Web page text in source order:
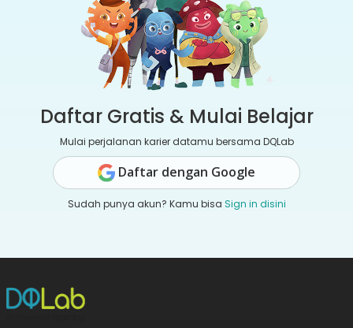
Daftar Gratis & Mulai Belajar
Mulai perjalanan karier datamu bersama DQLab
Daftar dengan Google
Sudah punya akun? Kamu bisa Sign in disini